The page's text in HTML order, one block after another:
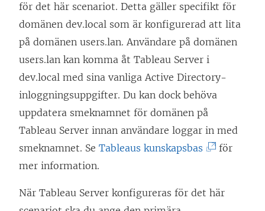
för det här scenariot. Detta gäller specifikt för
domänen dev.local som är konfigurerad att lita
på domänen users.lan. Användare på domänen
users.lan kan komma åt Tableau Server i
dev.local med sina vanliga Active Directory-
inloggningsuppgifter. Du kan dock behöva
uppdatera smeknamnet för domänen på
Tableau Server innan användare loggar in med
smeknamnet. Se Tableaus kunskapsbas
för
mer information.
När Tableau Server konfigureras för det här